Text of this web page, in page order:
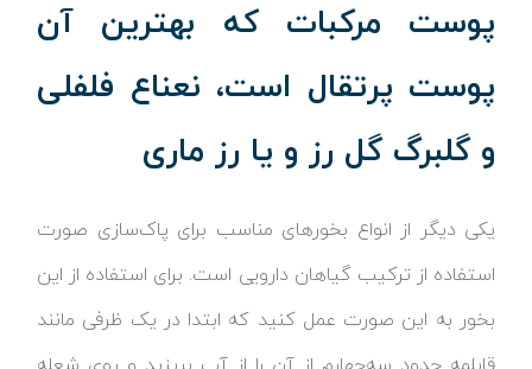
پوست مرکبات که بهترین آن
پوست پرتقال است، نعناع فلفلی
و گلبرگ گل رز و یا رز ماری
یکی دیگر از انواع بخورهای مناسب برای پاک‌سازی صورت
استفاده از ترکیب گیاهان دارویی است. برای استفاده از این
بخور به این صورت عمل کنید که ابتدا در یک ظرفی مانند